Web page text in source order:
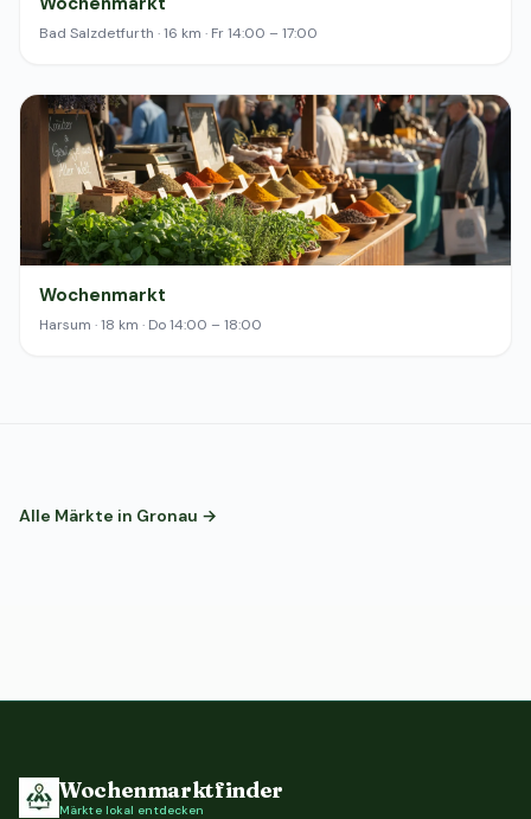
Bad Salzdetfurth · 16 km · Fr 14:00 – 17:00
Wochenmarkt
Harsum · 18 km · Do 14:00 – 18:00
Alle Märkte in Gronau →
Wochenmarktfinder
Märkte lokal entdecken